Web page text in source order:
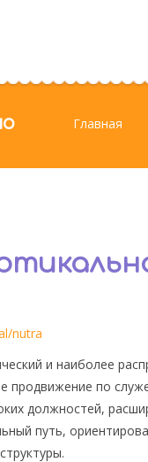
Главная
nutra
и наиболее
по
должностей,
путь,